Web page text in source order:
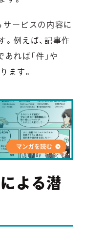
サービスの内容に
。例えば、記事作
あれば「件」や
ます。
よる潜